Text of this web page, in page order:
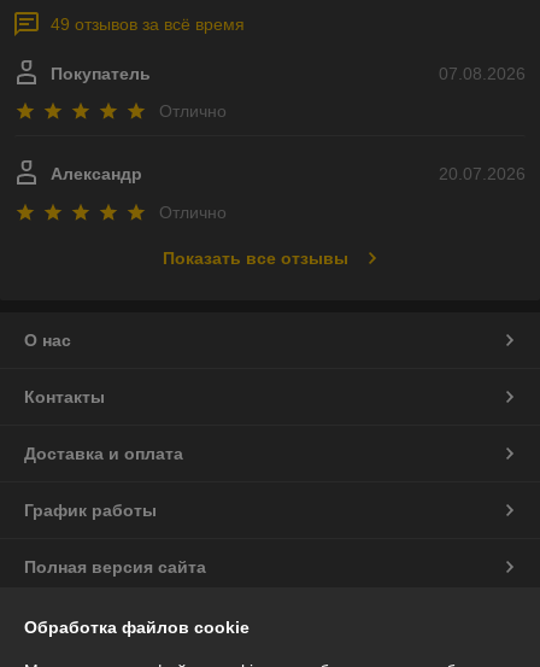
49 отзывов за всё время
07.08.2026
Покупатель
Отлично
20.07.2026
Александр
Отлично
Показать все отзывы
О нас
Контакты
Доставка и оплата
График работы
Полная версия сайта
Политика обработки cookies
Обработка файлов cookie